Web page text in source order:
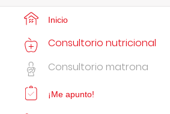
Inicio
Consultorio nutricional
Consultorio matrona
¡Me apunto!